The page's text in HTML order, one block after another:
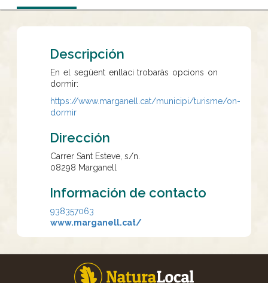
Descripción
En el següent enllaci trobaràs opcions on
dormir:
https://www.marganell.cat/municipi/turisme/on-
dormir
Dirección
Carrer Sant Esteve, s/n.
08298 Marganell
Información de contacto
938357063
www.marganell.cat/